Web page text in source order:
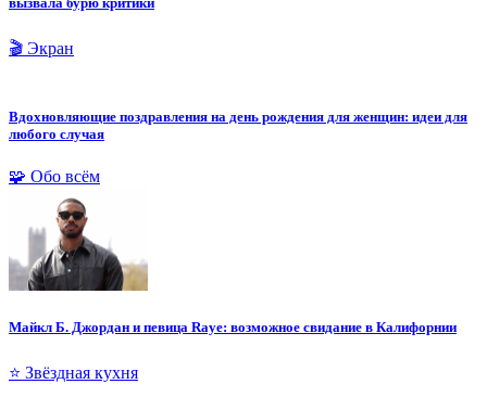
🎬 Экран
Вдохновляющие поздравления на день рождения для женщин: идеи для
любого случая
🧩 Обо всём
Майкл Б. Джордан и певица Raye: возможное свидание в Калифорнии
⭐ Звёздная кухня